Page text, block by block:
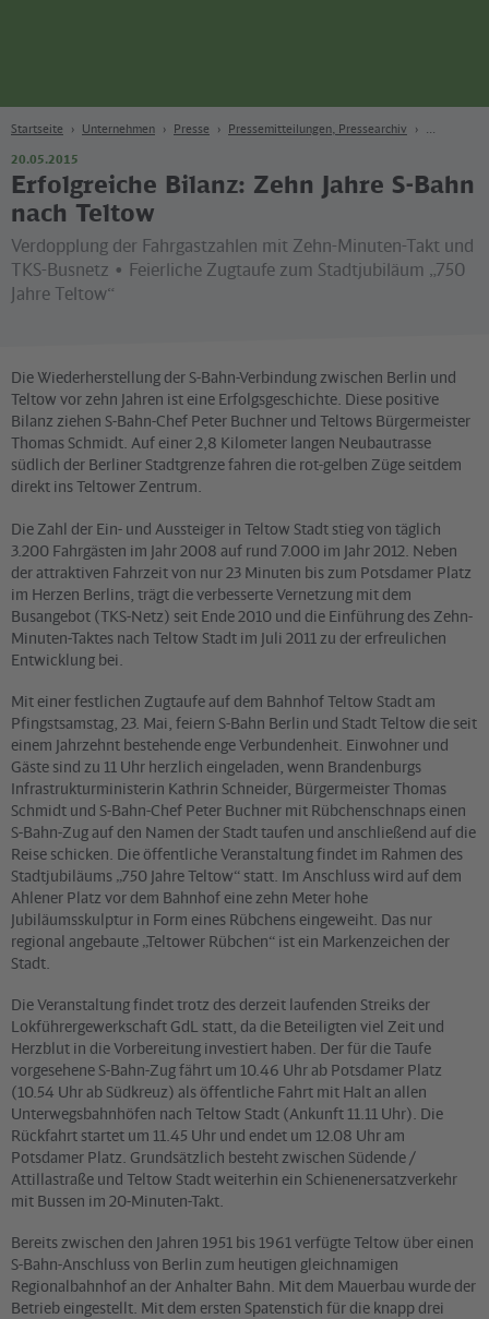
Startseite Unternehmen Presse Pressemitteilungen, Pressearchiv
20.05.2015
Erfolgreiche Bilanz: Zehn Jahre S-Bahn
nach Teltow
Verdopplung der Fahrgastzahlen mit Zehn-Minuten-Takt und
TKS-Busnetz • Feierliche Zugtaufe zum Stadtjubiläum „750
Jahre Teltow“
Die Wiederherstellung der S-Bahn-Verbindung zwischen Berlin und
Teltow vor zehn Jahren ist eine Erfolgsgeschichte. Diese positive
Bilanz ziehen S-Bahn-Chef Peter Buchner und Teltows Bürgermeister
Thomas Schmidt. Auf einer 2,8 Kilometer langen Neubautrasse
südlich der Berliner Stadtgrenze fahren die rot-gelben Züge seitdem
direkt ins Teltower Zentrum.
Die Zahl der Ein- und Aussteiger in Teltow Stadt stieg von täglich
3.200 Fahrgästen im Jahr 2008 auf rund 7.000 im Jahr 2012. Neben
der attraktiven Fahrzeit von nur 23 Minuten bis zum Potsdamer Platz
im Herzen Berlins, trägt die verbesserte Vernetzung mit dem
Busangebot (TKS-Netz) seit Ende 2010 und die Einführung des Zehn-
Minuten-Taktes nach Teltow Stadt im Juli 2011 zu der erfreulichen
Entwicklung bei.
Mit einer festlichen Zugtaufe auf dem Bahnhof Teltow Stadt am
Pfingstsamstag, 23. Mai, feiern S-Bahn Berlin und Stadt Teltow die seit
einem Jahrzehnt bestehende enge Verbundenheit. Einwohner und
Gäste sind zu 11 Uhr herzlich eingeladen, wenn Brandenburgs
Infrastrukturministerin Kathrin Schneider, Bürgermeister Thomas
Schmidt und S-Bahn-Chef Peter Buchner mit Rübchenschnaps einen
S-Bahn-Zug auf den Namen der Stadt taufen und anschließend auf die
Reise schicken. Die öffentliche Veranstaltung findet im Rahmen des
Stadtjubiläums „750 Jahre Teltow“ statt. Im Anschluss wird auf dem
Ahlener Platz vor dem Bahnhof eine zehn Meter hohe
Jubiläumsskulptur in Form eines Rübchens eingeweiht. Das nur
regional angebaute „Teltower Rübchen“ ist ein Markenzeichen der
Stadt.
Die Veranstaltung findet trotz des derzeit laufenden Streiks der
Lokführergewerkschaft GdL statt, da die Beteiligten viel Zeit und
Herzblut in die Vorbereitung investiert haben. Der für die Taufe
vorgesehene S-Bahn-Zug fährt um 10.46 Uhr ab Potsdamer Platz
(10.54 Uhr ab Südkreuz) als öffentliche Fahrt mit Halt an allen
Unterwegsbahnhöfen nach Teltow Stadt (Ankunft 11.11 Uhr). Die
Rückfahrt startet um 11.45 Uhr und endet um 12.08 Uhr am
Potsdamer Platz. Grundsätzlich besteht zwischen Südende /
Attillastraße und Teltow Stadt weiterhin ein Schienenersatzverkehr
mit Bussen im 20-Minuten-Takt.
Bereits zwischen den Jahren 1951 bis 1961 verfügte Teltow über einen
S-Bahn-Anschluss von Berlin zum heutigen gleichnamigen
Regionalbahnhof an der Anhalter Bahn. Mit dem Mauerbau wurde der
Betrieb eingestellt. Mit dem ersten Spatenstich für die knapp drei